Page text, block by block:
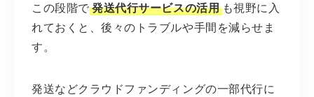
この段階で 発送代行サービスの活用も視野に入
れておくと、後々のトラブルや手間を減らせま
す。
発送などクラウドファンディングの一部代行に